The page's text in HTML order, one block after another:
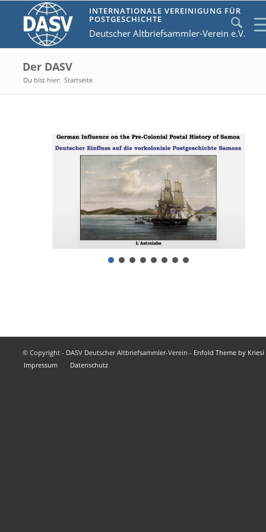
INTERNATIONALE VEREINIGUNG FÜR
POSTGESCHICHTE
Deutscher Altbriefsammler-Verein e.V.
Der DASV
Du bist hier: Startseite
© Copyright - DASV Deutscher Altbriefsammler-Verein - Enfold Theme by Kriesi
Impressum
Datenschutz